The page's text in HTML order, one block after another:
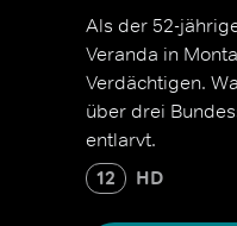
Als der 52-
Veranda in
Verdächtigen.
über drei
entlarvt.
12 HD